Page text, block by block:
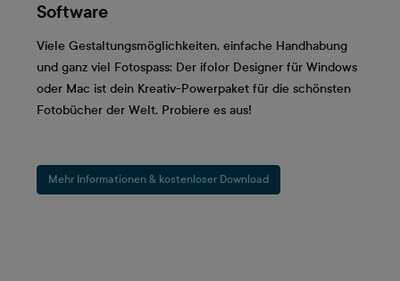
Software
Viele Gestaltungsmöglichkeiten, einfache Handhabung
und ganz viel Fotospass: Der ifolor Designer für Windows
oder Mac ist dein Kreativ-Powerpaket für die schönsten
Fotobücher der Welt. Probiere es aus!
Mehr Informationen & kostenloser Download